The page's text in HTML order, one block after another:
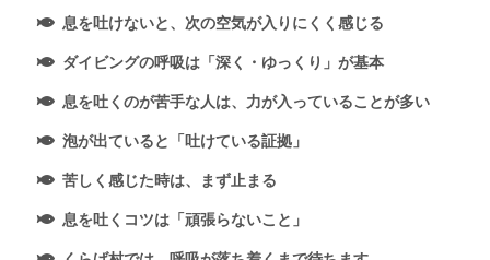
息を吐けないと、次の空気が入りにくく感じる
ダイビングの呼吸は「深く・ゆっくり」が基本
息を吐くのが苦手な人は、力が入っていることが多い
泡が出ていると「吐けている証拠」
苦しく感じた時は、まず止まる
息を吐くコツは「頑張らないこと」